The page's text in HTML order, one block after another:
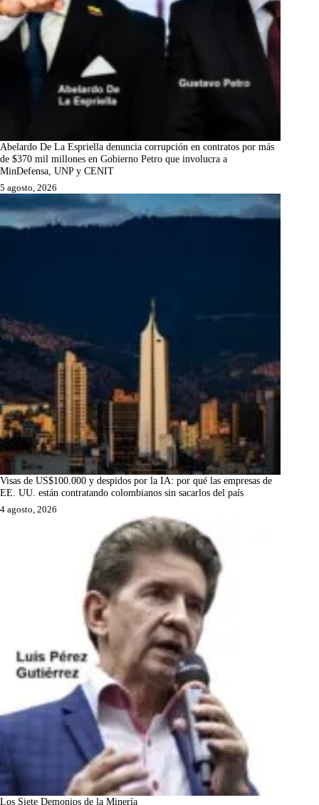
Abelardo De La Espriella denuncia corrupción en contratos por más
de $370 mil millones en Gobierno Petro que involucra a
MinDefensa, UNP y CENIT
5 agosto, 2026
Visas de US$100.000 y despidos por la IA: por qué las empresas de
EE. UU. están contratando colombianos sin sacarlos del país
4 agosto, 2026
Los Siete Demonios de la Minería